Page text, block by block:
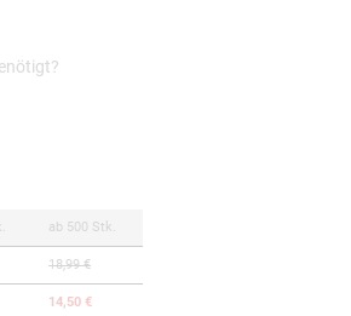
ab 500 Stk.
18,99 €
14,50 €